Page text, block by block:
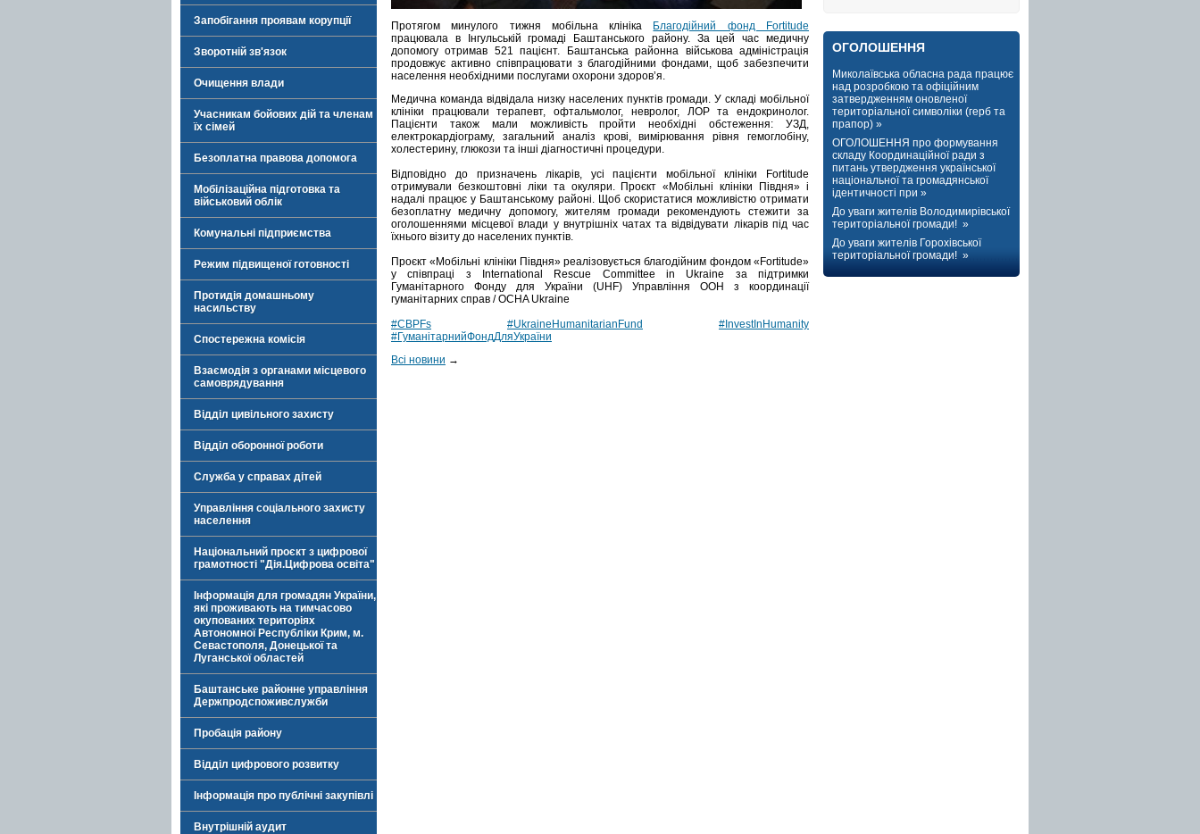
Запобігання проявам корупції
Зворотній зв'язок
Очищення влади
Учасникам бойових дій та членам
їх сімей
Безоплатна правова допомога
Мобілізаційна підготовка та
військовий облік
Комунальні підприємства
Режим підвищеної готовності
Протидія домашньому
насильству
Спостережна комісія
Взаємодія з органами місцевого
самоврядування
Відділ цивільного захисту
Відділ оборонної роботи
Служба у справах дітей
Управління соціального захисту
населення
Національний проєкт з цифрової
грамотності "Дія.Цифрова освіта"
Інформація для громадян України,
які проживають на тимчасово
окупованих територіях
Автономної Республіки Крим, м.
Севастополя, Донецької та
Луганської областей
Баштанське районне управління
Держпродспоживслужби
Пробація району
Відділ цифрового розвитку
Інформація про публічні закупівлі
Внутрішній аудит
Протягом минулого тижня мобільна клініка
Благодійний фонд Fortitude
працювала в Інгульській громаді Баштанського району. За цей час медичну
допомогу отримав 521 пацієнт. Баштанська районна військова адміністрація
продовжує активно співпрацювати з благодійними фондами, щоб забезпечити
населення необхідними послугами охорони здоров’я.
Медична команда відвідала низку населених пунктів громади. У складі мобільної
клініки працювали терапевт, офтальмолог, невролог, ЛОР та ендокринолог.
Пацієнти також мали можливість пройти необхідні обстеження: УЗД,
електрокардіограму, загальний аналіз крові, вимірювання рівня гемоглобіну,
холестерину, глюкози та інші діагностичні процедури.
Відповідно до призначень лікарів, усі пацієнти мобільної клініки Fortitude
отримували безкоштовні ліки та окуляри. Проєкт «Мобільні клініки Півдня» і
надалі працює у Баштанському районі. Щоб скористатися можливістю отримати
безоплатну медичну допомогу, жителям громади рекомендують стежити за
оголошеннями місцевої влади у внутрішніх чатах та відвідувати лікарів під час
їхнього візиту до населених пунктів.
Проєкт «Мобільні клініки Півдня» реалізовується благодійним фондом «Fortitude»
у співпраці з International Rescue Committee in Ukraine за підтримки
Гуманітарного Фонду для України (UHF) Управління ООН з координації
гуманітарних справ / OCHA Ukraine
#CBPFs
#UkraineHumanitarianFund
#InvestInHumanity
#ГуманітарнийФондДляУкраїни
Всі новини →
ОГОЛОШЕННЯ
Миколаївська обласна рада працює
над розробкою та офіційним
затвердженням оновленої
територіальної символіки (герб та
прапор) »
ОГОЛОШЕННЯ про формування
складу Координаційної ради з
питань утвердження української
національної та громадянської
ідентичності при »
До уваги жителів Володимирівської
територіальної громади! »
До уваги жителів Горохівської
територіальної громади! »